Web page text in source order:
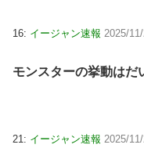
16: イージャン速報 2025/
モンスターの挙動はだ
21: イージャン速報 2025/